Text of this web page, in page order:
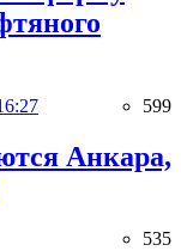
599
Анкара,
535